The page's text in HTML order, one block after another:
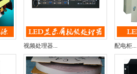
视频处理器... 配电柜...